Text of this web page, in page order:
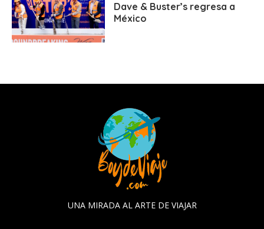
Dave & Buster’s regresa a
México
UNA MIRADA AL ARTE DE VIAJAR